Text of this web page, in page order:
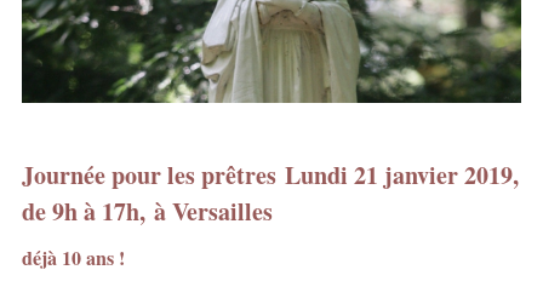
Journée pour les prêtres Lundi 21 janvier 2019,
de 9h à 17h, à Versailles
déjà 10 ans !